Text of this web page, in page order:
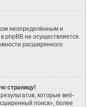
неопределённым и
phpBB не осуществляется.
расширенного
страницу!
которые веб-
поиск», более